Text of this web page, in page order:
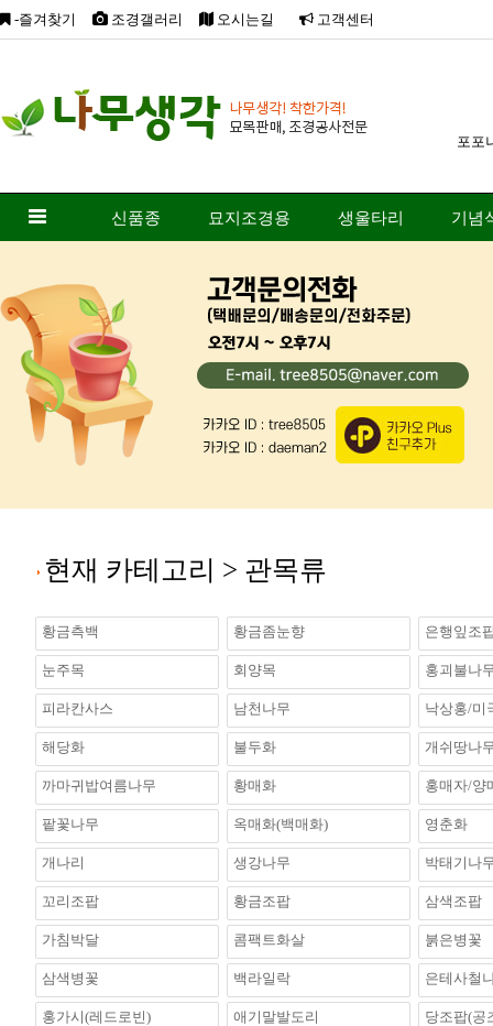
-즐겨찾기 조경갤러리 오시는길 고객센터
포포
신품종 묘지조경용 생울타리 기념
현재 카테고리 > 관목류
황금측백 황금좀눈향 은행잎조
눈주목 회양목 홍괴불나
피라칸사스 남천나무 낙상홍/미
해당화 불두화 개쉬땅나
까마귀밥여름나무 황매화 홍매자/양
팥꽃나무 옥매화(백매화) 영춘화
개나리 생강나무 박태기나
꼬리조팝 황금조팝 삼색조팝
가침박달 콤팩트화살 붉은병꽃
삼색병꽃 백라일락 은테사철
홍가시(레드로빈) 애기말발도리 당조팝(공